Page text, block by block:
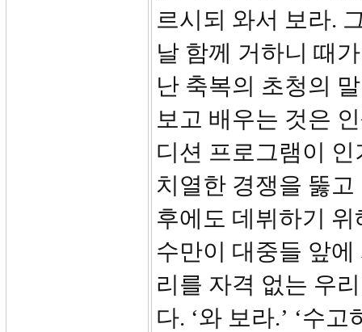
르시되 와서 보라.
날 함께 거하니 때
난 축복의 초청의
보고 배우는 것은
디션 프로그램이
치열한 경쟁을 뚫
후에도 데뷔하기
수만이 대중들 앞
리를 자격 없는 우
다. ‘와 보라.’ ‘수